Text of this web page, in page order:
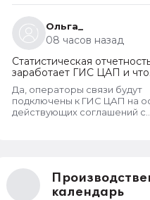
Ольга_
08 часов назад
Статистическая
заработает ГИС ЦАП и что
изменится для организаций
Да, операторы связи будут
подключены к ГИС ЦАП на
действующих соглашений с
календарь